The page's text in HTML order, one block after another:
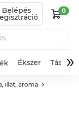
Belépés 0
Ékszer Táska»
illat, aroma